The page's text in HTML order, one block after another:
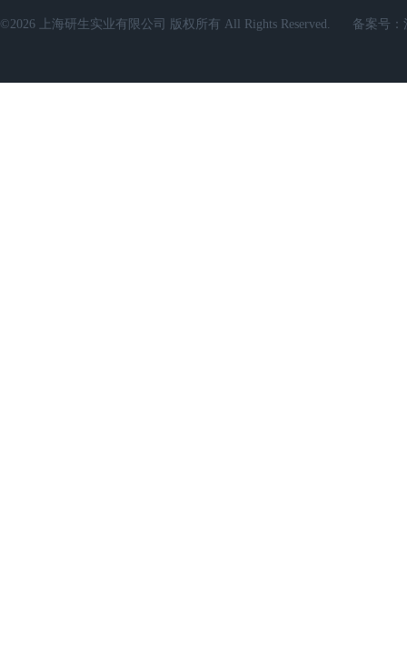
©2026 上海研生实业有限公司 版权所有 All Rights Reserved. 备案号：